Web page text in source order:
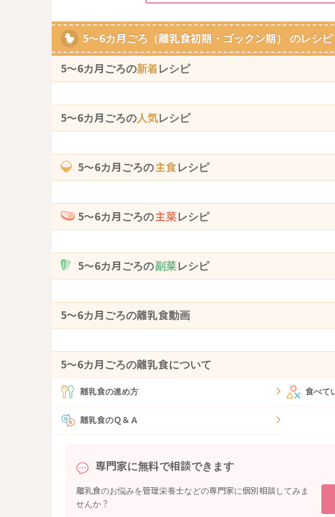
5～6カ月ごろ（離乳食初期・ゴックン期） のレシピ
5〜6カ月ごろの新着レシピ
5〜6カ月ごろの人気レシピ
5〜6カ月ごろの 主食 レシピ
5〜6カ月ごろの 主菜レシピ
5〜6カ月ごろの副菜レシピ
5〜6カ月ごろの離乳食動画
5〜6カ月ごろの離乳食について
離乳食の進め方 食べて
離乳食のＱ＆Ａ
専門家に無料で相談できます
離乳食のお悩みを管理栄養士などの専門家に個別相談してみま
せんか？